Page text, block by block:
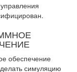
обеспечение
симуляцию